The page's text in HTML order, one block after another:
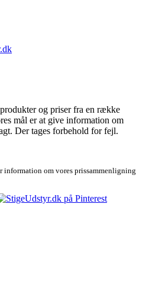
og priser fra en række
mål er at give information om
Der tages forbehold for fejl.
information om vores prissammenligning